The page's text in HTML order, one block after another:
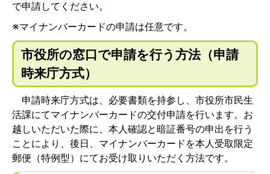
で申請してください。
※マイナンバーカードの申請は任意です。
市役所の窓口で申請を行う方法（申請
時来庁方式）
申請時来庁方式は、必要書類を持参し、市役所市民生
活課にてマイナンバーカードの交付申請を行います。お
越しいただいた際に、本人確認と暗証番号の申出を行う
ことにより、後日、マイナンバーカードを本人受取限定
郵便（特例型）にてお受け取りいただく方法です。